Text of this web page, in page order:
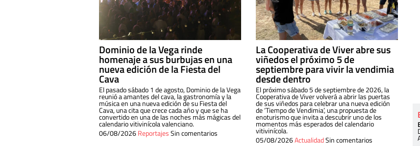
Dominio de la Vega rinde
homenaje a sus burbujas en una
nueva edición de la Fiesta del
Cava
El pasado sábado 1 de agosto, Dominio de la Vega
reunió a amantes del cava, la gastronomía y la
música en una nueva edición de su Fiesta del
Cava, una cita que crece cada año y que se ha
convertido en una de las noches más mágicas del
calendario vitivinícola valenciano.
06/08/2026ReportajesSin comentarios
La Cooperativa de Viver abre sus
viñedos el próximo 5 de
septiembre para vivir la vendimia
desde dentro
El próximo sábado 5 de septiembre de 2026, la
Cooperativa de Viver volverá a abrir las puertas
de sus viñedos para celebrar una nueva edición
de ‘Tiempo de Vendimia’, una propuesta de
enoturismo que invita a descubrir uno de los
momentos más esperados del calendario
vitivinícola.
05/08/2026ActualidadSin comentarios